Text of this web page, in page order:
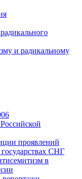
и радикальному
проявлений
СНГ
в